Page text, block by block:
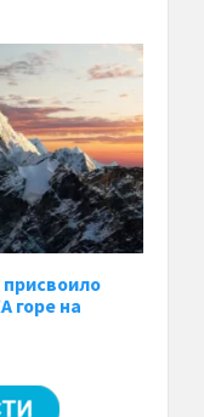
горе на